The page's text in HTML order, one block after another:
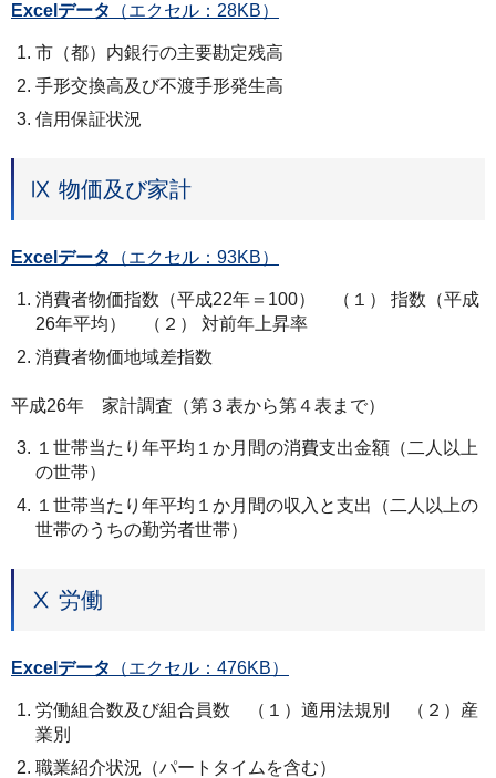
Excelデータ （エクセル：28KB）
市（都）内銀行の主要勘定残高
手形交換高及び不渡手形発生高
信用保証状況
Ⅸ 物価及び家計
Excelデータ （エクセル：93KB）
消費者物価指数（平成22年＝100） （１） 指数（平成
26年平均） （２） 対前年上昇率
消費者物価地域差指数
平成26年 家計調査（第３表から第４表まで）
１世帯当たり年平均１か月間の消費支出金額（二人以上
の世帯）
１世帯当たり年平均１か月間の収入と支出（二人以上の
世帯のうちの勤労者世帯）
Ⅹ 労働
Excelデータ （エクセル：476KB）
労働組合数及び組合員数 （１）適用法規別 （２）産
業別
職業紹介状況（パートタイムを含む）